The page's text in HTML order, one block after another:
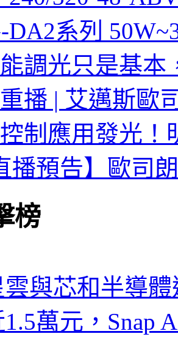
DA2系列
能調光只是基本
播 | 艾邁斯歐
制應用發光！
播預告】歐司
榜
與芯和半導
萬元，Snap